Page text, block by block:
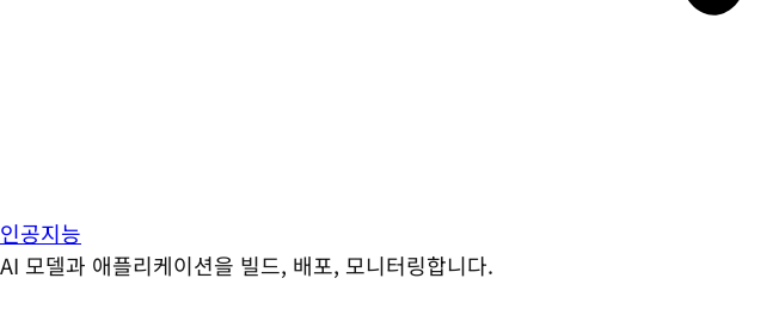
인공지능
AI 모델과 애플리케이션을 빌드, 배포, 모니터링합니다.